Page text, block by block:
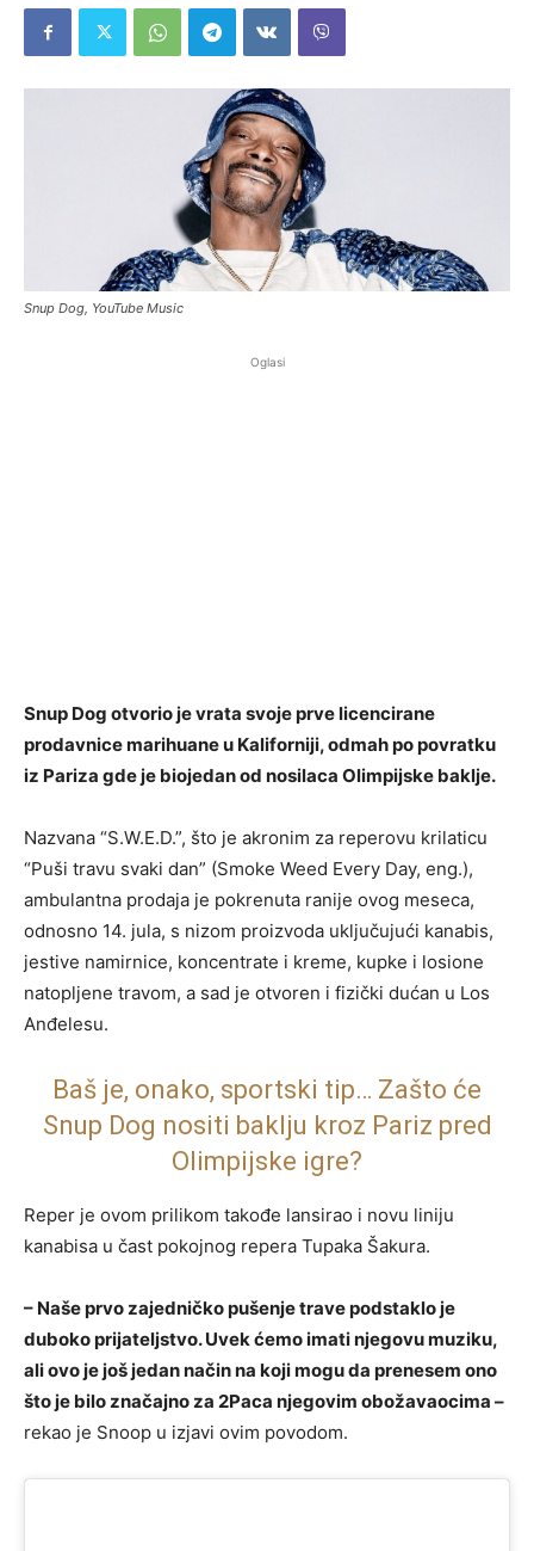
Snup Dog, YouTube Music
Oglasi
Snup Dog otvorio je vrata svoje prve licencirane
prodavnice marihuane u Kaliforniji, odmah po povratku
iz Pariza gde je biojedan od nosilaca Olimpijske baklje.
Nazvana “S.W.E.D.”, što je akronim za reperovu krilaticu
“Puši travu svaki dan” (Smoke Weed Every Day, eng.),
ambulantna prodaja je pokrenuta ranije ovog meseca,
odnosno 14. jula, s nizom proizvoda uključujući kanabis,
jestive namirnice, koncentrate i kreme, kupke i losione
natopljene travom, a sad je otvoren i fizički dućan u Los
Anđelesu.
Baš je, onako, sportski tip… Zašto će
Snup Dog nositi baklju kroz Pariz pred
Olimpijske igre?
Reper je ovom prilikom takođe lansirao i novu liniju
kanabisa u čast pokojnog repera Tupaka Šakura.
– Naše prvo zajedničko pušenje trave podstaklo je
duboko prijateljstvo. Uvek ćemo imati njegovu muziku,
ali ovo je još jedan način na koji mogu da prenesem ono
što je bilo značajno za 2Paca njegovim obožavaocima –
rekao je Snoop u izjavi ovim povodom.